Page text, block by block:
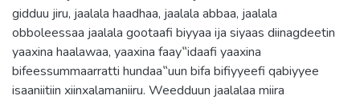
gidduu jiru, jaalala haadhaa, jaalala abbaa, jaalala
obboleessaa jaalala gootaafi biyyaa ija siyaas diinagdeetin
yaaxina haalawaa, yaaxina faay‟idaafi yaaxina
bifeessummaarratti hundaa‟uun bifa bifiyyeefi qabiyyee
isaaniitiin xiinxalamaniiru. Weedduun jaalalaa miira